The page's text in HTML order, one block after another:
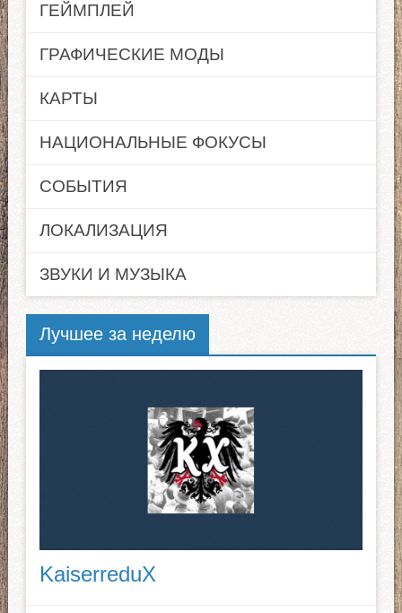
ГЕЙМПЛЕЙ
ГРАФИЧЕСКИЕ МОДЫ
КАРТЫ
НАЦИОНАЛЬНЫЕ ФОКУСЫ
СОБЫТИЯ
ЛОКАЛИЗАЦИЯ
ЗВУКИ И МУЗЫКА
Лучшее за неделю
KaiserreduX